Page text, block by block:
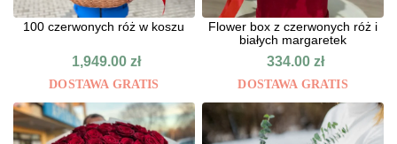
100 czerwonych róż w koszu
1,949.00zł
DOSTAWA GRATIS
Flower box z czerwonych róż i
białych margaretek
334.00zł
DOSTAWA GRATIS